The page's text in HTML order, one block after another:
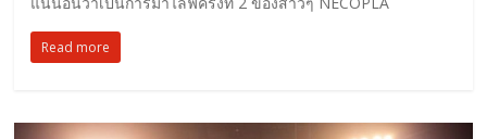
Read more